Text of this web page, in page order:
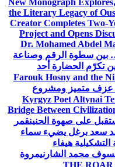
New Monograph Explores
the Literary Legacy of
Creator Completes Two-
Project and Opens
Dr. Mohamed Abdel
بين سطوة الرقم وصناعة
تكرّم الحضارة أحد
Farouk Hosny and the
متميز ومشروع
Kyrgyz Poet Altynai
Bridge Between
على صهوة الحنينقمر
سعد برغل يضيء سماء
التشكيلية هيفاء
محمد الشارنيمروة